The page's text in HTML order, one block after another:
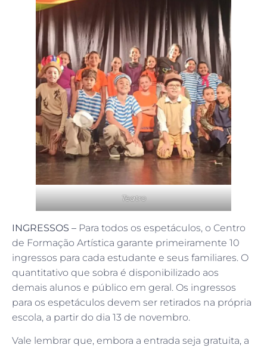
Teatro
INGRESSOS – Para todos os espetáculos, o Centro
de Formação Artística garante primeiramente 10
ingressos para cada estudante e seus familiares. O
quantitativo que sobra é disponibilizado aos
demais alunos e público em geral. Os ingressos
para os espetáculos devem ser retirados na própria
escola, a partir do dia 13 de novembro.
Vale lembrar que, embora a entrada seja gratuita, a